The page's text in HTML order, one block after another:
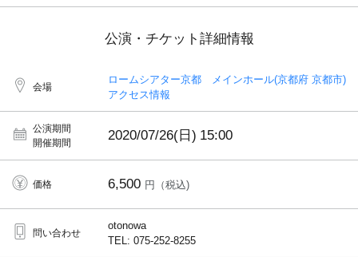
公演・チケット詳細情報
会場
ロームシアター京都 メインホール(京都府 京都市)
アクセス情報
公演期間
開催期間
2020/07/26(日) 15:00
価格 6,500 円（税込)
問い合わせ
otonowa
TEL: 075-252-8255